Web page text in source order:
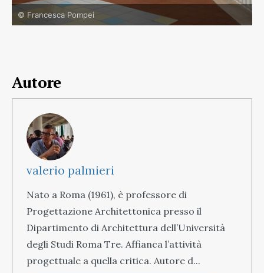
© Francesca Pompei
Autore
valerio palmieri
Nato a Roma (1961), è professore di
Progettazione Architettonica presso il
Dipartimento di Architettura dell’Università
degli Studi Roma Tre. Affianca l’attività
progettuale a quella critica. Autore d...